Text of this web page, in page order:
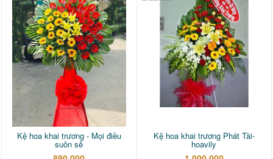
Kệ hoa khai trương - Mọi điều
suôn sẻ
Kệ hoa khai trương Phát Tài-
hoavily